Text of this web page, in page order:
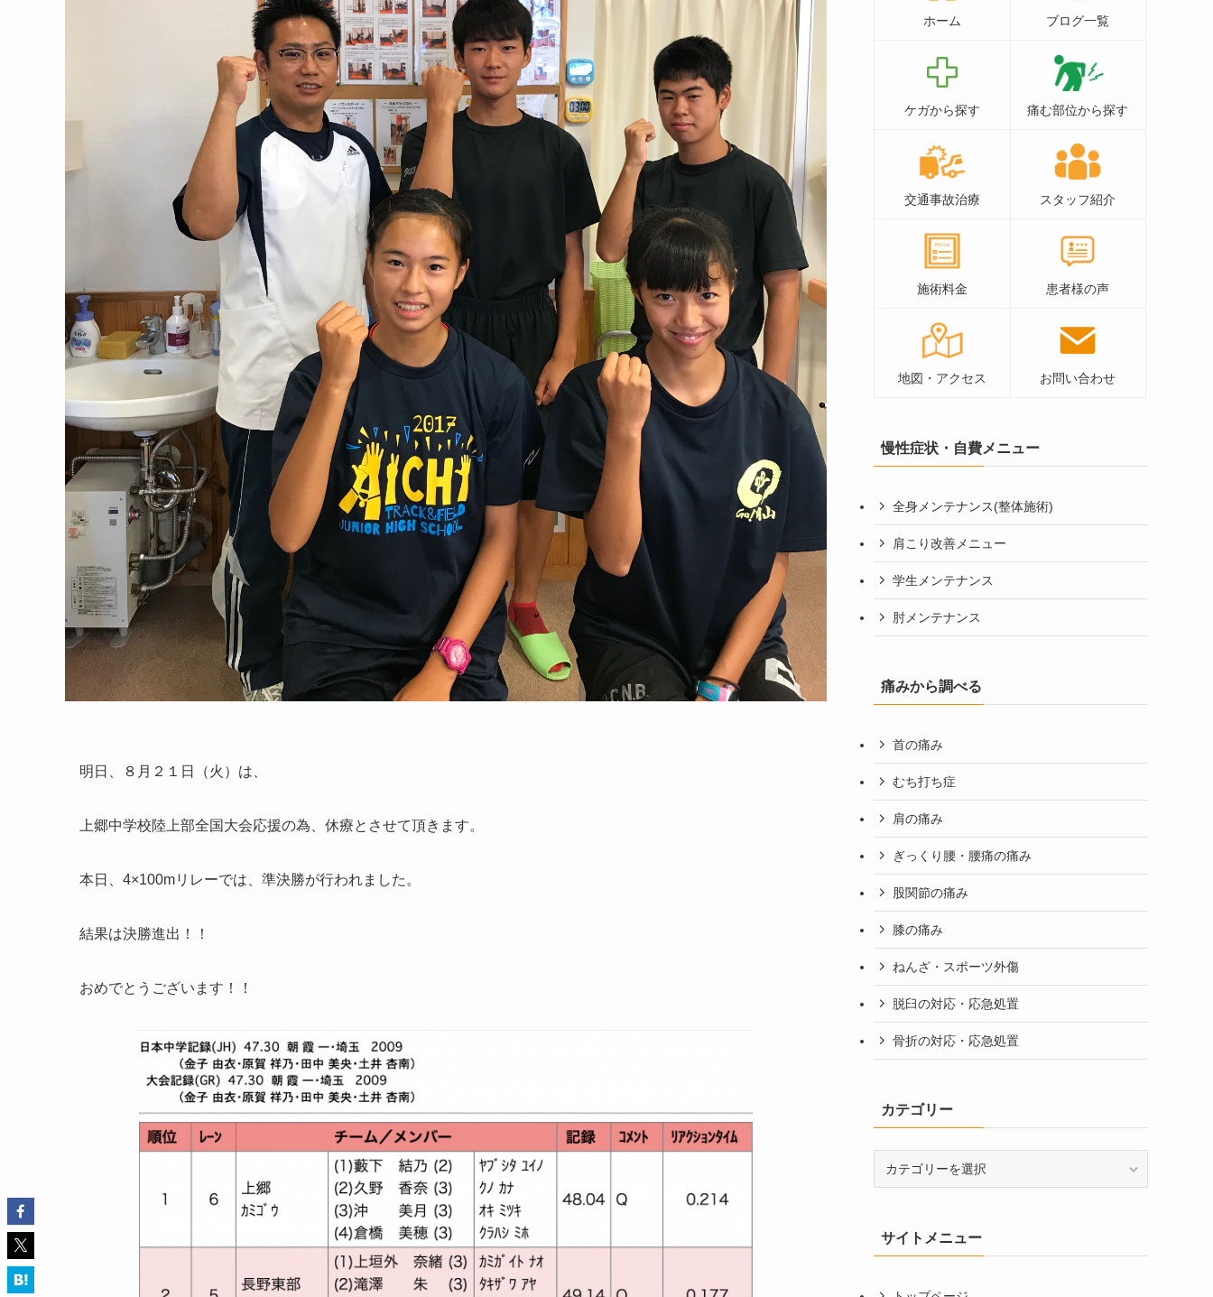
明日、 ８月２１日（火） は、
上郷中学校陸上部全国大会応援の為、休療とさせて頂きます。
本日、4×100mリレーでは、準決勝が行われました。
結果は決勝進出！！
おめでとうございます！！
ホーム ブログ一覧
ケガから探す 痛む部位から探す
交通事故治療 スタッフ紹介
施術料金 患者様の声
地図・アクセス お問い合わせ
慢性症状・自費メニュー
全身メンテナンス(整体施術)
肩こり改善メニュー
学生メンテナンス
肘メンテナンス
痛みから調べる
首の痛み
むち打ち症
肩の痛み
ぎっくり腰・腰痛の痛み
股関節の痛み
膝の痛み
ねんざ・スポーツ外傷
脱臼の対応・応急処置
骨折の対応・応急処置
カテゴリー
ーサイトメニュー